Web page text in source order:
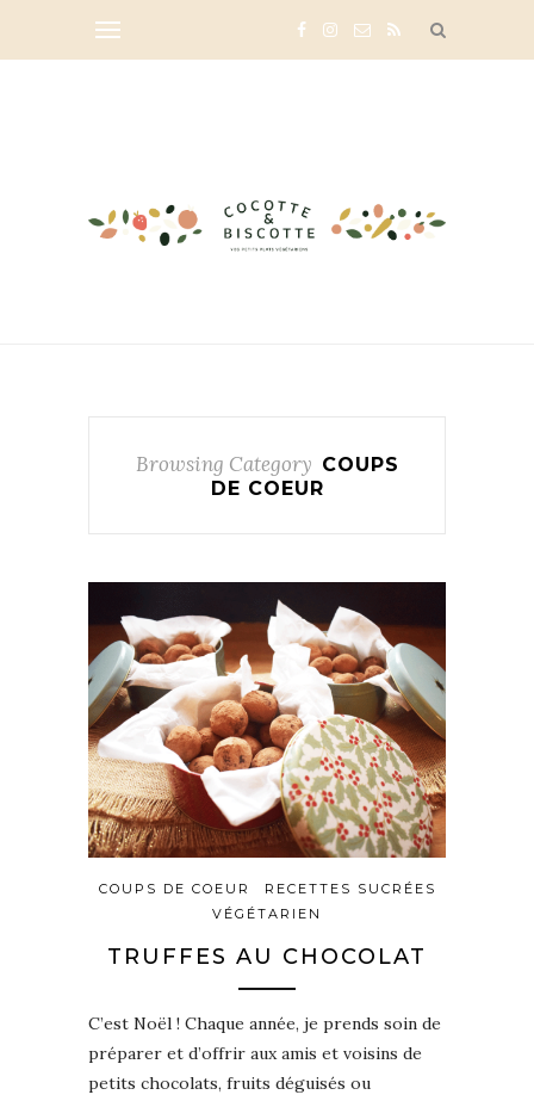
Browsing Category COUPS
DE COEUR
COUPS DE COEUR
RECETTES SUCRÉES
VÉGÉTARIEN
TRUFFES AU CHOCOLAT
C’est Noël ! Chaque année, je prends soin de
préparer et d’offrir aux amis et voisins de
petits chocolats, fruits déguisés ou